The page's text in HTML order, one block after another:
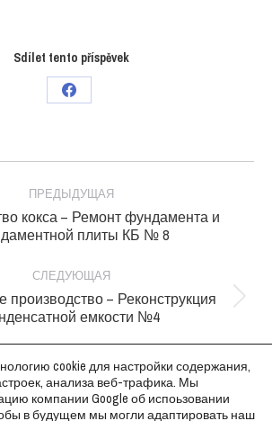
Sdílet tento příspěvek
Поделиться
Facebook
ПРЕДЫДУЩАЯ
Previous
project:
кокса – Ремонт фундамента и
плиты КБ № 8
СЛЕДУЮЩАЯ
Next
project:
производство – Реконструкция
емкости №4
cookie для настройки содержания,
анализа веб-трафика. Мы
компании Google об испоьзовании
в будущем мы могли адаптировать наш